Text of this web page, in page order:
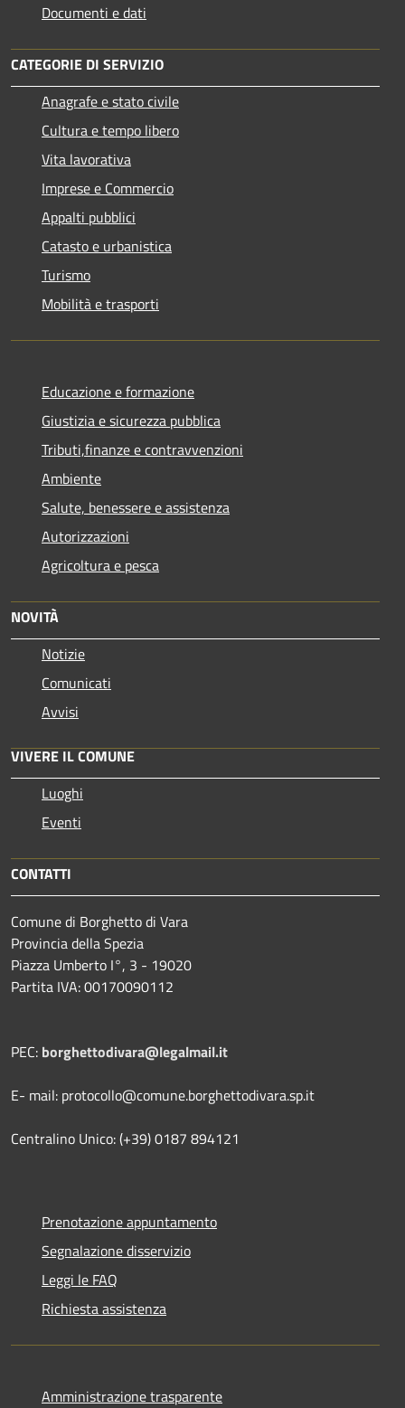
Documenti e dati
CATEGORIE DI SERVIZIO
Anagrafe e stato civile
Cultura e tempo libero
Vita lavorativa
Imprese e Commercio
Appalti pubblici
Catasto e urbanistica
Turismo
Mobilità e trasporti
Educazione e formazione
Giustizia e sicurezza pubblica
Tributi,finanze e contravvenzioni
Ambiente
Salute, benessere e assistenza
Autorizzazioni
Agricoltura e pesca
NOVITÀ
Notizie
Comunicati
Avvisi
VIVERE IL COMUNE
Luoghi
Eventi
CONTATTI
Comune di Borghetto di Vara
Provincia della Spezia
Piazza Umberto I°, 3 - 19020
Partita IVA: 00170090112
PEC: borghettodivara@legalmail.it
E- mail: protocollo@comune.borghettodivara.sp.it
Centralino Unico: (+39) 0187 894121
Prenotazione appuntamento
Segnalazione disservizio
Leggi le FAQ
Richiesta assistenza
Amministrazione trasparente